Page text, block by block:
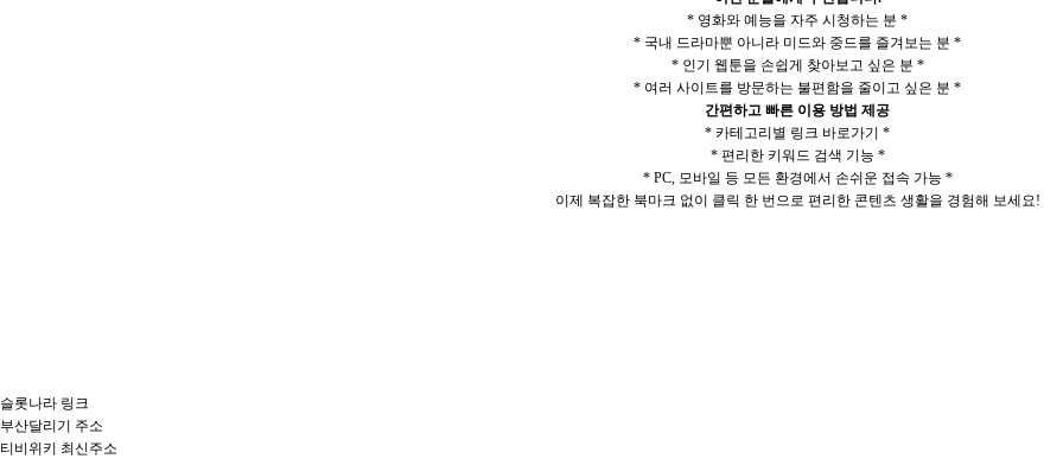
* 영화와 예능을 자주 시청하는 분 *
* 국내 드라마뿐 아니라 미드와 중드를 즐겨보는 분 *
* 인기 웹툰을 손쉽게 찾아보고 싶은 분 *
* 여러 사이트를 방문하는 불편함을 줄이고 싶은 분 *
간편하고 빠른 이용 방법 제공
* 카테고리별 링크 바로가기 *
* 편리한 키워드 검색 기능 *
* PC, 모바일 등 모든 환경에서 손쉬운 접속 가능 *
이제 복잡한 북마크 없이 클릭 한 번으로 편리한 콘텐츠 생활을 경험해 보세요!
슬롯나라 링크
부산달리기 주소
티비위키 최신주소